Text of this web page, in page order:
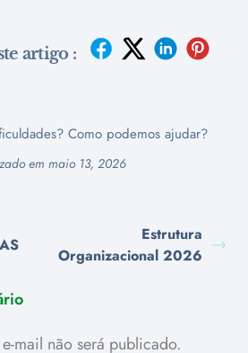
artigo :
Como podemos ajudar?
em maio 13, 2026
Estrutura
Organizacional 2026
mail não será publicado.